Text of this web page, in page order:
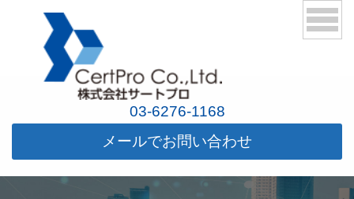
03-6276-1168
メールでお問い合わせ